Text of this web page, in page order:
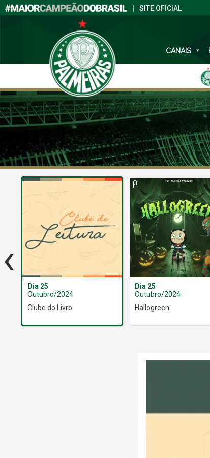
SITE OFICIAL
CANAIS
Dia 25
Outubro/2024
Clube do Livro
Dia 25
Outubro/2024
Hallogreen
‹